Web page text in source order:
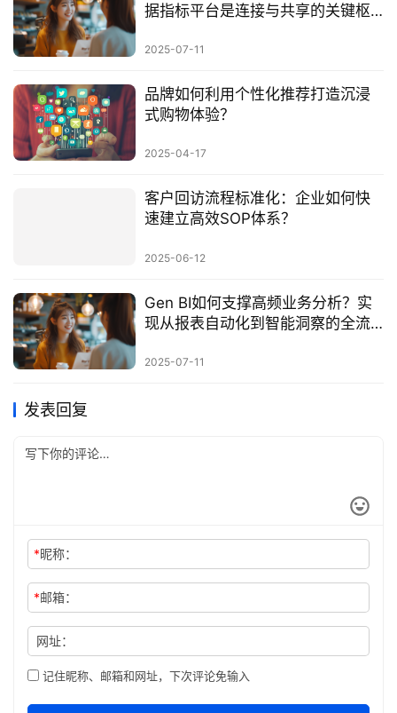
据指标平台是连接与共享的关键枢
2025-07-11
品牌如何利用个性化推荐打造沉浸
式购物体验？
2025-04-17
客户回访流程标准化：企业如何快
速建立高效SOP体系？
2025-06-12
Gen BI如何支撑高频业务分析？实
现从报表自动化到智能洞察的全流
2025-07-11
发表回复
*昵称：
*邮箱：
网址：
记住昵称、邮箱和网址，下次评论免输入